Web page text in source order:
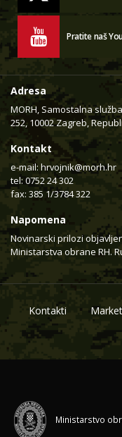
Pratite naš
Adresa
MORH, Samostalna
252, 10002 Zagreb,
Kontakt
e-mail: hrvojnik@morh.hr
tel: 0752 24 302
fax: 385 1/3784 322
Napomena
Novinarski prilozi
Ministarstva obrane RH.
Kontakti
Ministarstvo